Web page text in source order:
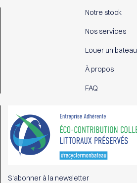
Notre stock
Nos services
Louer un bateau
À propos
FAQ
S'abonner à la newsletter